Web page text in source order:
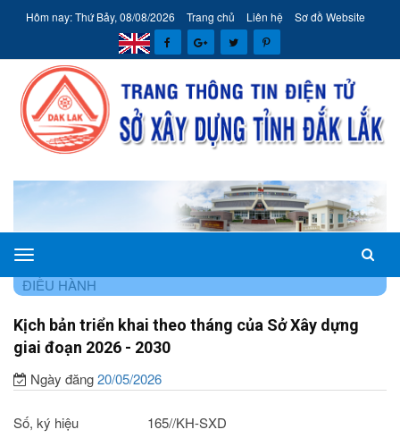
Hôm nay: Thứ Bảy, 08/08/2026 Trang chủ Liên hệ Sơ đồ Website
Sở
Xây
tỉnh
Đắk
Lắk
TRANG CHỦ
VĂN BẢN CHỈ ĐẠO
ĐIỀU HÀNH
Kịch bản triển khai theo tháng của Sở Xây dựng
giai đoạn 2026 - 2030
Ngày đăng20/05/2026
Số, ký hiệu
165//KH-SXD